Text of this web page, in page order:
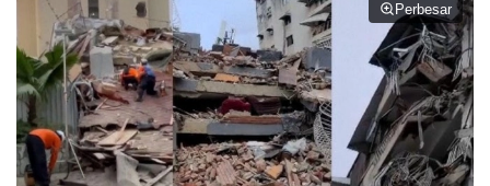
Perbesar